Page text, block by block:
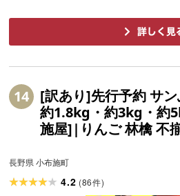
14
[訳あり]先行予約 サ
約1.8kg・約3kg・約
施屋]|りんご 林檎 不
2027年3月発送]
長野県 小布施町
4.2 (86件)